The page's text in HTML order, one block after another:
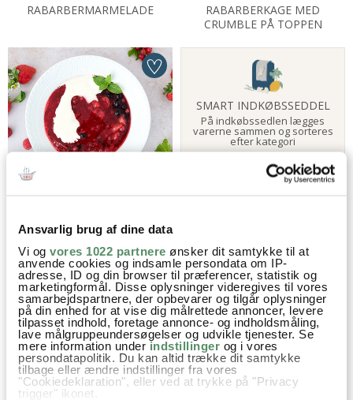
Ansvarlig brug af dine data
Vi og vores 1022 partnere ønsker dit samtykke til at
anvende cookies og indsamle persondata om IP-
adresse, ID og din browser til præferencer, statistik og
marketingformål. Disse oplysninger videregives til vores
samarbejdspartnere, der opbevarer og tilgår oplysninger
på din enhed for at vise dig målrettede annoncer, levere
tilpasset indhold, foretage annonce- og indholdsmåling,
lave målgruppeundersøgelser og udvikle tjenester. Se
mere information underindstillinger og i vores
persondatapolitik. Du kan altid trække dit samtykke
tilbage eller ændre indstillinger fra vores
"Cookiedeklaration", eller ved at trykke på "Privacy
trigger" ikonet.
RABARBERMARMELADE
RABARBERKAGE MED
CRUMBLE PÅ TOPPEN
SMART INDKØBSSEDDEL
På indkøbssedlen lægges
varerne sammen og sorteres
efter kategori
LÆS MERE HER
RABARBERSIRUP RABARBERSAFT